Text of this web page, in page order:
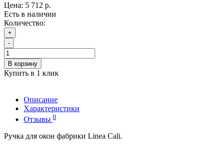
Цена: 5 712 р.
Есть в наличии
Количество:
+
-
В корзину
Купить в 1 клик
Описание
Характеристики
Отзывы 0
Ручка для окон фабрики Linea Cali.